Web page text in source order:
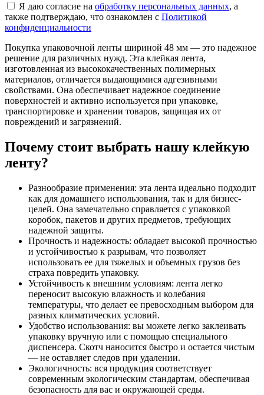
Я даю согласие на обработку персональных данных, а
также подтверждаю, что ознакомлен с Политикой
конфиденциальности
Покупка упаковочной ленты шириной 48 мм — это надежное
решение для различных нужд. Эта клейкая лента,
изготовленная из высококачественных полимерных
материалов, отличается выдающимися адгезивными
свойствами. Она обеспечивает надежное соединение
поверхностей и активно используется при упаковке,
транспортировке и хранении товаров, защищая их от
повреждений и загрязнений.
Почему стоит выбрать нашу клейкую
ленту?
Разнообразие применения: эта лента идеально подходит
как для домашнего использования, так и для бизнес-
целей. Она замечательно справляется с упаковкой
коробок, пакетов и других предметов, требующих
надежной защиты.
Прочность и надежность: обладает высокой прочностью
и устойчивостью к разрывам, что позволяет
использовать ее для тяжелых и объемных грузов без
страха повредить упаковку.
Устойчивость к внешним условиям: лента легко
переносит высокую влажность и колебания
температуры, что делает ее превосходным выбором для
разных климатических условий.
Удобство использования: вы можете легко заклеивать
упаковку вручную или с помощью специального
диспенсера. Скотч наносится быстро и остается чистым
— не оставляет следов при удалении.
Экологичность: вся продукция соответствует
современным экологическим стандартам, обеспечивая
безопасность для вас и окружающей среды.